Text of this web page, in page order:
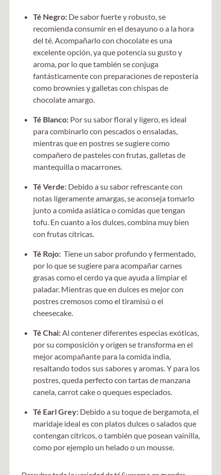
Té Negro:De sabor fuerte y robusto, se
recomienda consumir en el desayuno o a la hora
del té. Acompañarlo con chocolate es una
excelente opción, ya que potencia su gusto y
aroma, por lo que también se conjuga
fantásticamente con preparaciones de repostería
como brownies y galletas con chispas de
chocolate amargo.
Té Blanco: Por su sabor floral y ligero, es ideal
para combinarlo con pescados o ensaladas,
mientras que en postres se sugiere como
compañero de pasteles con frutas, galletas de
mantequilla o macarrones.
Té Verde: Debido a su sabor refrescante con
notas ligeramente amargas, se aconseja tomarlo
junto a comida asiática o comidas que tengan
tofu. En cuanto a los dulces, combina muy bien
con frutas cítricas.
Té Rojo:Tiene un sabor profundo y fermentado,
por lo que se sugiere para acompañar carnes
grasas como el cerdo ya que ayuda a limpiar el
paladar. Mientras que en dulces es mejor con
postres cremosos como el tiramisú o el
cheesecake.
Té Chai:Al contener diferentes especias exóticas,
por su composición y origen se transforma en el
mejor acompañante para la comida india,
resaltando todos sus sabores y aromas. Y para los
postres, queda perfecto con tartas de manzana
canela, carrot cake o queques especiados.
Té Earl Grey: Debido a su toque de bergamota, el
maridaje ideal es con platos dulces o salados que
contengan cítricos, o también que posean vainilla,
como por ejemplo un helado o un mousse.